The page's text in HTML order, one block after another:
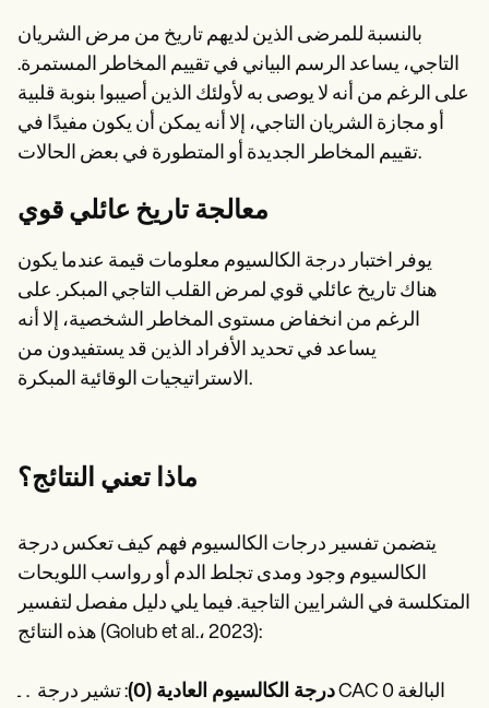
بالنسبة للمرضى الذين لديهم تاريخ من مرض الشريان
التاجي، يساعد الرسم البياني في تقييم المخاطر المستمرة.
على الرغم من أنه لا يوصى به لأولئك الذين أصيبوا بنوبة قلبية
أو مجازة الشريان التاجي، إلا أنه يمكن أن يكون مفيدًا في
تقييم المخاطر الجديدة أو المتطورة في بعض الحالات.
معالجة تاريخ عائلي قوي
يوفر اختبار درجة الكالسيوم معلومات قيمة عندما يكون
هناك تاريخ عائلي قوي لمرض القلب التاجي المبكر. على
الرغم من انخفاض مستوى المخاطر الشخصية، إلا أنه
يساعد في تحديد الأفراد الذين قد يستفيدون من
الاستراتيجيات الوقائية المبكرة.
ماذا تعني النتائج؟
يتضمن تفسير درجات الكالسيوم فهم كيف تعكس درجة
الكالسيوم وجود ومدى تجلط الدم أو رواسب اللويحات
المتكلسة في الشرايين التاجية. فيما يلي دليل مفصل لتفسير
هذه النتائج (Golub et al.، 2023):
درجة الكالسيوم العادية (0)
: تشير درجة CAC البالغة 0